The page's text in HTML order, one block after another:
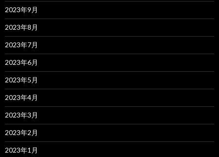
2023年9月
2023年8月
2023年7月
2023年6月
2023年5月
2023年4月
2023年3月
2023年2月
2023年1月